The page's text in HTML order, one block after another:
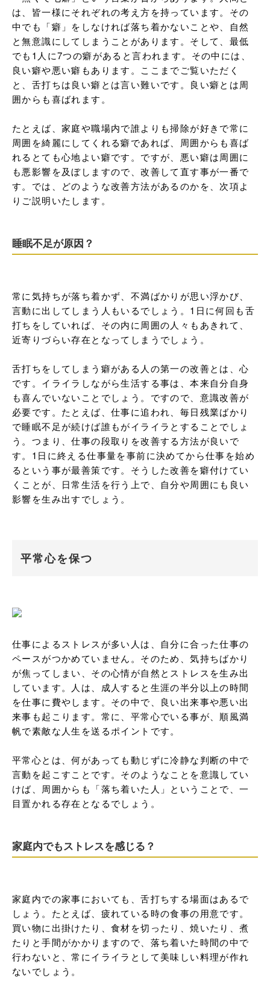
は、皆一様にそれぞれの考え方を持っています。その
中でも「癖」をしなければ落ち着かないことや、自然
と無意識にしてしまうことがあります。そして、最低
でも1人に7つの癖があると言われます。その中には、
良い癖や悪い癖もあります。ここまでご覧いただく
と、舌打ちは良い癖とは言い難いです。良い癖とは周
囲からも喜ばれます。
たとえば、家庭や職場内で誰よりも掃除が好きで常に
周囲を綺麗にしてくれる癖であれば、周囲からも喜ば
れるとても心地よい癖です。ですが、悪い癖は周囲に
も悪影響を及ぼしますので、改善して直す事が一番で
す。では、どのような改善方法があるのかを、次項よ
りご説明いたします。
睡眠不足が原因？
常に気持ちが落ち着かず、不満ばかりが思い浮かび、
言動に出してしまう人もいるでしょう。1日に何回も舌
打ちをしていれば、その内に周囲の人々もあきれて、
近寄りづらい存在となってしまうでしょう。
舌打ちをしてしまう癖がある人の第一の改善とは、心
です。イライラしながら生活する事は、本来自分自身
も喜んでいないことでしょう。ですので、意識改善が
必要です。たとえば、仕事に追われ、毎日残業ばかり
で睡眠不足が続けば誰もがイライラとすることでしょ
う。つまり、仕事の段取りを改善する方法が良いで
す。1日に終える仕事量を事前に決めてから仕事を始め
るという事が最善策です。そうした改善を癖付けてい
くことが、日常生活を行う上で、自分や周囲にも良い
影響を生み出すでしょう。
平常心を保つ
仕事によるストレスが多い人は、自分に合った仕事の
ペースがつかめていません。そのため、気持ちばかり
が焦ってしまい、その心情が自然とストレスを生み出
しています。人は、成人すると生涯の半分以上の時間
を仕事に費やします。その中で、良い出来事や悪い出
来事も起こります。常に、平常心でいる事が、順風満
帆で素敵な人生を送るポイントです。
平常心とは、何があっても動じずに冷静な判断の中で
言動を起こすことです。そのようなことを意識してい
けば、周囲からも「落ち着いた人」ということで、一
目置かれる存在となるでしょう。
家庭内でもストレスを感じる？
家庭内での家事においても、舌打ちする場面はあるで
しょう。たとえば、疲れている時の食事の用意です。
買い物に出掛けたり、食材を切ったり、焼いたり、煮
たりと手間がかかりますので、落ち着いた時間の中で
行わないと、常にイライラとして美味しい料理が作れ
ないでしょう。